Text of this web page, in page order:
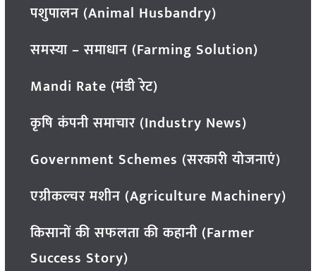
पशुपालन (Animal Husbandry)
समस्या – समाधान (Farming Solution)
Mandi Rate (मंडी रेट)
कृषि कंपनी समाचार (Industry News)
Government Schemes (सरकारी योजनाएं)
एग्रीकल्चर मशीन (Agriculture Machinery)
किसानों की सफलता की कहानी (Farmer
Success Story)